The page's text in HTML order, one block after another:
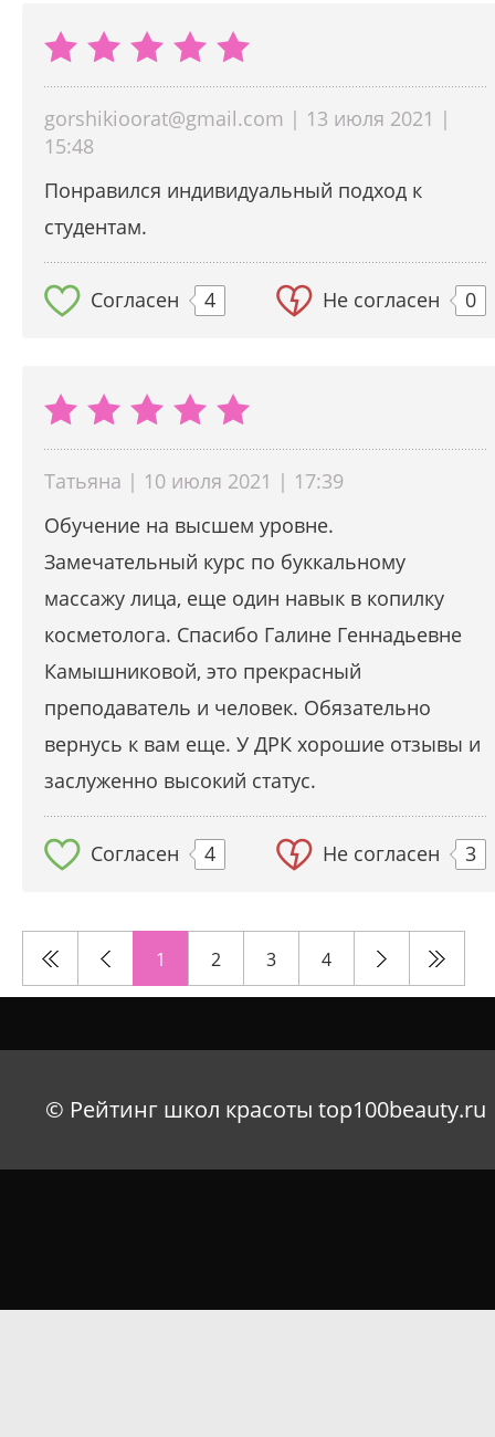
gorshikioorat@gmail.com | 13 июля 2021 |
15:48
Понравился индивидуальный подход к
студентам.
Согласен 4 Не согласен 0
Татьяна | 10 июля 2021 | 17:39
Обучение на высшем уровне.
Замечательный курс по буккальному
массажу лица, еще один навык в копилку
косметолога. Спасибо Галине Геннадьевне
Камышниковой, это прекрасный
преподаватель и человек. Обязательно
вернусь к вам еще. У ДРК хорошие отзывы и
заслуженно высокий статус.
Согласен 4 Не согласен 3
1 2 3 4
© Рейтинг школ красоты top100beauty.ru